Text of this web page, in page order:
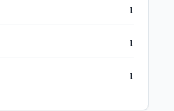
1
1
1